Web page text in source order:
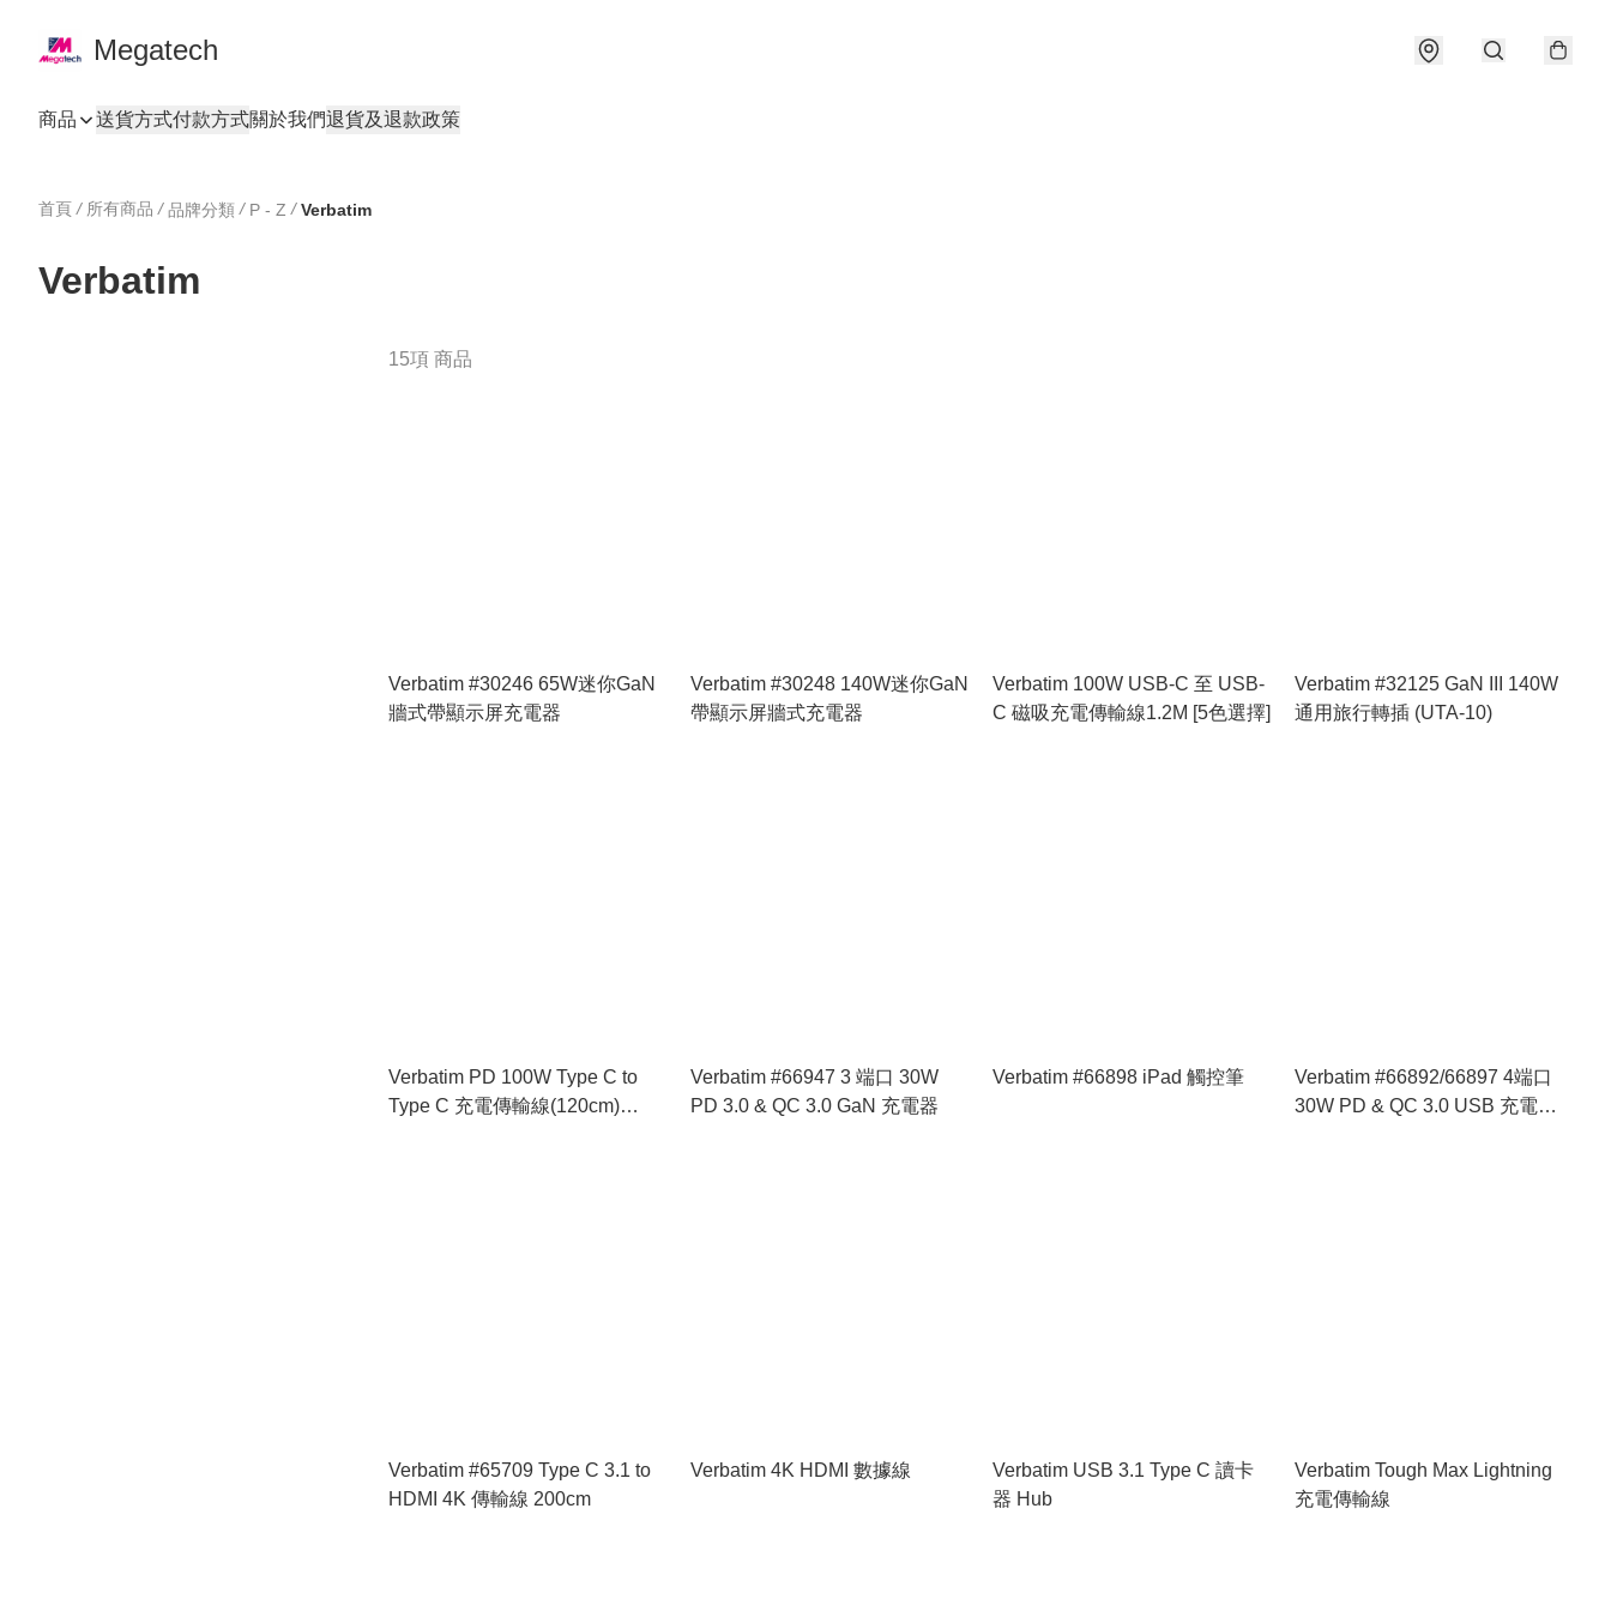
Megatech
商品 送貨方式付款方式關於我們退貨及退款政策
首頁 / 所有商品 / 品牌分類 / P - Z / Verbatim
Verbatim
15項 商品
Verbatim #30246 65W迷你GaN
牆式帶顯示屏充電器
Verbatim #30248 140W迷你GaN
帶顯示屏牆式充電器
Verbatim 100W USB-C 至 USB-
C 磁吸充電傳輸線1.2M [5色選擇]
Verbatim #32125 GaN III 140W
通用旅行轉插 (UTA-10)
Verbatim PD 100W Type C to
Type C 充電傳輸線(120cm)
Verbatim #66947 3 端口 30W
PD 3.0 & QC 3.0 GaN 充電器
Verbatim #66898 iPad 觸控筆
Verbatim #66892/66897 4端口
30W PD & QC 3.0 USB 充電器
Verbatim #65709 Type C 3.1 to
HDMI 4K 傳輸線 200cm
Verbatim 4K HDMI 數據線
Verbatim USB 3.1 Type C 讀卡
器 Hub
Verbatim Tough Max Lightning
充電傳輸線